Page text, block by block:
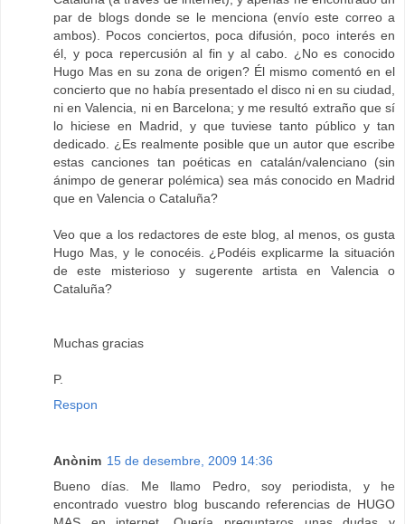
par de blogs donde se le menciona (envío este correo a
ambos). Pocos conciertos, poca difusión, poco interés en
él, y poca repercusión al fin y al cabo. ¿No es conocido
Hugo Mas en su zona de origen? Él mismo comentó en el
concierto que no había presentado el disco ni en su ciudad,
ni en Valencia, ni en Barcelona; y me resultó extraño que sí
lo hiciese en Madrid, y que tuviese tanto público y tan
dedicado. ¿Es realmente posible que un autor que escribe
estas canciones tan poéticas en catalán/valenciano (sin
ánimpo de generar polémica) sea más conocido en Madrid
que en Valencia o Cataluña?
Veo que a los redactores de este blog, al menos, os gusta
Hugo Mas, y le conocéis. ¿Podéis explicarme la situación
de este misterioso y sugerente artista en Valencia o
Cataluña?
Muchas gracias
P.
Respon
Anònim 15 de desembre, 2009 14:36
Bueno días. Me llamo Pedro, soy periodista, y he
encontrado vuestro blog buscando referencias de HUGO